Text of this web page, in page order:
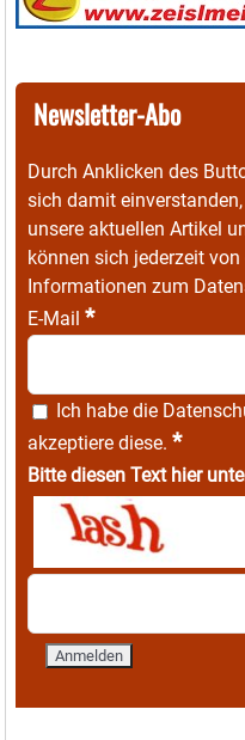
Newsletter-Abo
Durch Anklicken des
sich damit
unsere aktuellen Artikel
können sich jederzeit
Informationen zum
E-Mail *
Ich habe die
akzeptiere diese. *
Bitte diesen Text hier